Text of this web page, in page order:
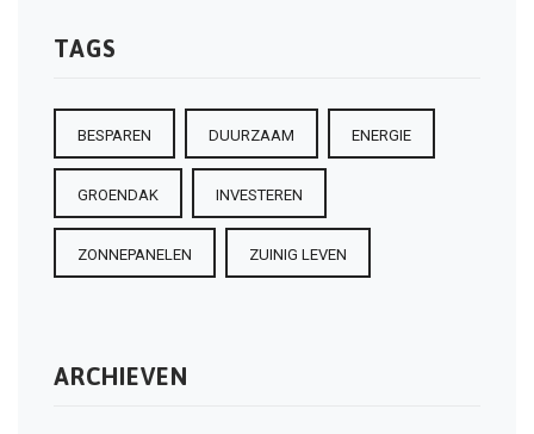
TAGS
BESPAREN DUURZAAM ENERGIE
GROENDAK INVESTEREN
ZONNEPANELEN ZUINIG LEVEN
ARCHIEVEN